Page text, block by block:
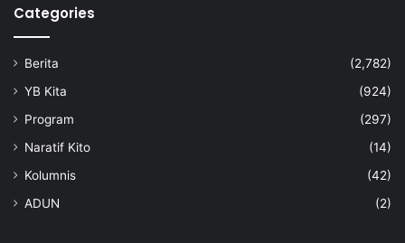
Categories
Berita
(2,782)
YB Kita
(924)
Program
(297)
Naratif Kito
(14)
Kolumnis
(42)
ADUN
(2)